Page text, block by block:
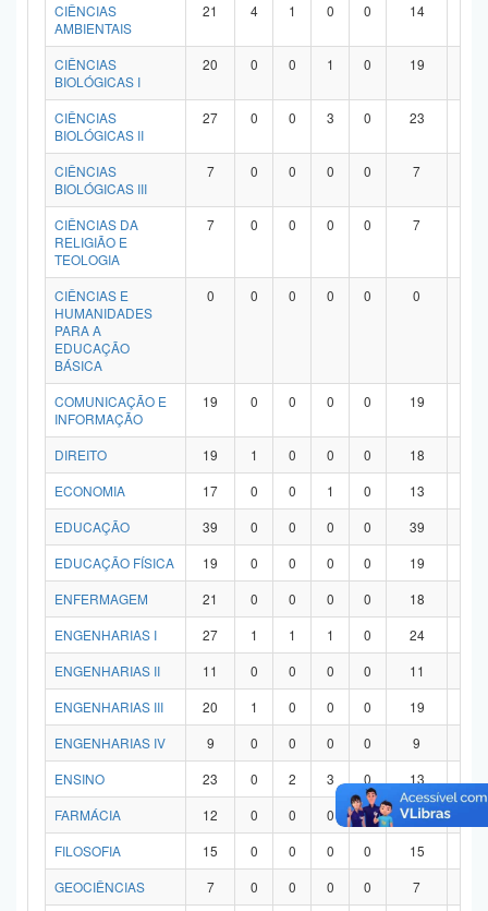
CIÊNCIAS
AMBIENTAIS
21 4 1 0 0 14
CIÊNCIAS
BIOLÓGICAS I
20 0 0 1 0 19
CIÊNCIAS
BIOLÓGICAS II
27 0 0 3 0 23
CIÊNCIAS
BIOLÓGICAS III
7 0 0 0 0 7
CIÊNCIAS DA
RELIGIÃO E
TEOLOGIA
7 0 0 0 0 7
CIÊNCIAS E
HUMANIDADES
PARA A
EDUCAÇÃO
BÁSICA
0 0 0 0 0 0
COMUNICAÇÃO E
INFORMAÇÃO
19 0 0 0 0 19
DIREITO 19 1 0 0 0 18
ECONOMIA
17 0 0 1 0 13
EDUCAÇÃO
39 0 0 0 0 39
EDUCAÇÃO FÍSICA
19 0 0 0 0 19
ENFERMAGEM
21 0 0 0 0 18
ENGENHARIAS I
27 1 1 1 0 24
ENGENHARIAS II
11 0 0 0 0 11
ENGENHARIAS III
20 1 0 0 0 19
ENGENHARIAS IV
9 0 0 0 0 9
ENSINO
23 0 2 3 0 13
FARMÁCIA
12 0 0 0 0 12
FILOSOFIA
15 0 0 0 0 15
GEOCIÊNCIAS
7 0 0 0 0 7